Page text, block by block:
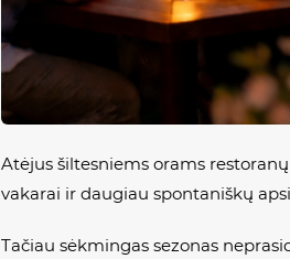
Atėjus šiltesniems orams
vakarai ir daugiau spontaniškų
Tačiau sėkmingas sezonas